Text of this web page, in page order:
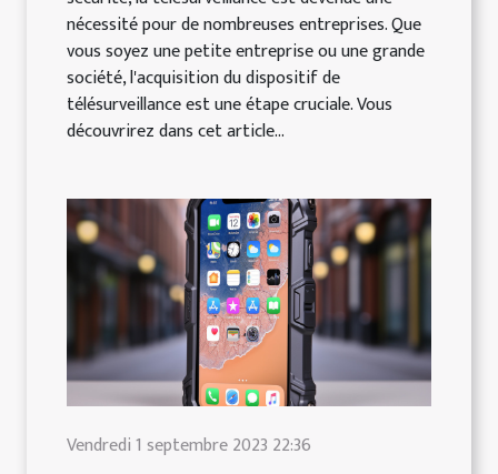
nécessité pour de nombreuses entreprises. Que
vous soyez une petite entreprise ou une grande
société, l'acquisition du dispositif de
télésurveillance est une étape cruciale. Vous
découvrirez dans cet article...
Vendredi 1 septembre 2023 22:36